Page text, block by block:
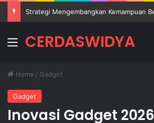
MenuCERDASWIDYA
Home / Gadget
Gadget
Inovasi Gadget 2026